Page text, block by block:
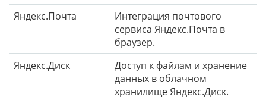
Яндекс.Почта
Интеграция почтового
сервиса Яндекс.Почта в
браузер.
Яндекс.Диск
Доступ к файлам и хранение
данных в облачном
хранилище Яндекс.Диск.